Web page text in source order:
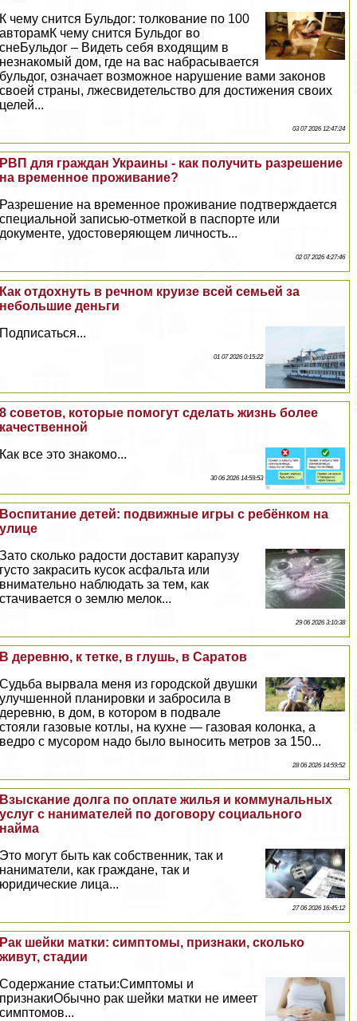
К чему снится Бульдог: толкование по 100
авторамК чему снится Бульдог во
снеБульдог – Видеть себя входящим в
незнакомый дом, где на вас набрасывается
бульдог, означает возможное нарушение вами законов
своей страны, лжесвидетельство для достижения своих
целей...
03 07 2026 12:47:24
РВП для граждан Украины - как получить разрешение
на временное проживание?
Разрешение на временное проживание подтверждается
специальной записью-отметкой в паспорте или
документе, удостоверяющем личность...
02 07 2026 4:27:46
Как отдохнуть в речном круизе всей семьей за
небольшие деньги
Подписаться...
01 07 2026 0:15:22
8 советов, которые помогут сделать жизнь более
качественной
Как все это знакомо...
30 06 2026 14:59:53
Воспитание детей: подвижные игры с ребёнком на
улице
Зато сколько радости доставит карапузу
густо закрасить кусок асфальта или
внимательно наблюдать за тем, как
стачивается о землю мелок...
29 06 2026 3:10:38
В деревню, к тетке, в глушь, в Саратов
Судьба вырвала меня из городской двушки
улучшенной планировки и забросила в
деревню, в дом, в котором в подвале
стояли газовые котлы, на кухне — газовая колонка, а
ведро с мусором надо было выносить метров за 150...
28 06 2026 14:59:52
Взыскание долга по оплате жилья и коммунальных
услуг с нанимателей по договору социального
найма
Это могут быть как собственник, так и
наниматели, как граждане, так и
юридические лица...
27 06 2026 16:45:12
Paк шейки матки: симптомы, признаки, сколько
живут, стадии
Содержание статьи:Симптомы и
признакиОбычно paк шейки матки не имеет
симптомов...